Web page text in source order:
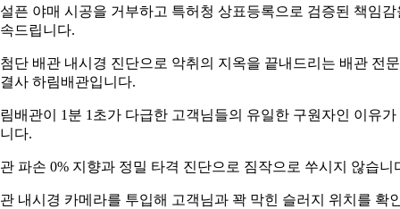
픈 야매 시공을 거부하고 특허청 상표등록으로 검증된 책임감
드립니다.
단 배관 내시경 진단으로 악취의 지옥을 끝내드리는 배관 전문
사 하림배관입니다.
배관이 1분 1초가 다급한 고객님들의 유일한 구원자인 이유가
다.
파손 0% 지향과 정밀 타격 진단으로 짐작으로 쑤시지 않습니
내시경 카메라를 투입해 고객님과 꽉 막힌 슬러지 위치를 확